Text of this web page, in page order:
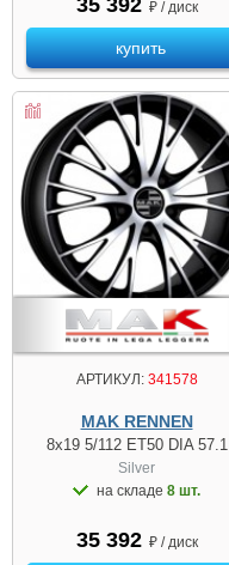
35 392 ₽ / диск
купить
АРТИКУЛ:341578
MAK RENNEN
8x19 5/112 ET50 DIA 57.1
Silver
на складе 8 шт.
35 392 ₽ / диск